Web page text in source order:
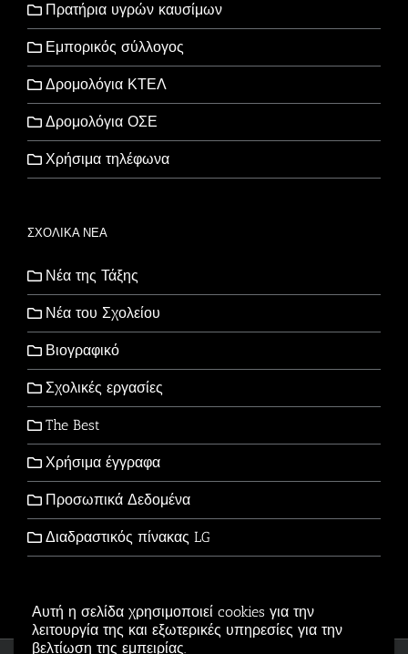
Αυτή η σελίδα χρησιμοποιεί cookies για την
λειτουργία της και εξωτερικές υπηρεσίες για την
βελτίωση της εμπειρίας.
Πρατήρια υγρών καυσίμων
Εμπορικός σύλλογος
Δρομολόγια ΚΤΕΛ
Δρομολόγια ΟΣΕ
Χρήσιμα τηλέφωνα
ΣΧΟΛΙΚΑ ΝΕΑ
Νέα της Τάξης
Νέα του Σχολείου
Βιογραφικό
Σχολικές εργασίες
The Best
Χρήσιμα έγγραφα
Προσωπικά Δεδομένα
Διαδραστικός πίνακας LG